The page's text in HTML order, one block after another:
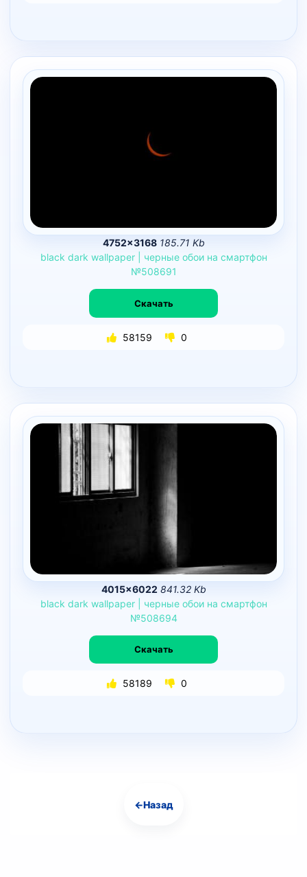
4752×3168 185.71 Kb
black dark wallpaper черные обои на смартфон
№508691
Скачать
58159 0
4015×6022 841.32 Kb
black dark wallpaper черные обои на смартфон
№508694
Скачать
58189 0
Навигация
←Назад